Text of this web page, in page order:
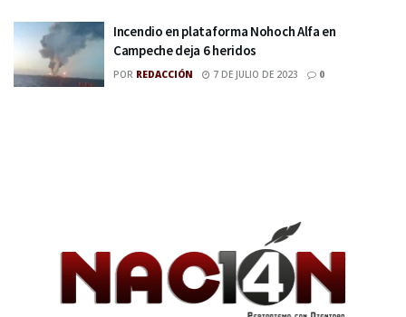
Incendio en plataforma Nohoch Alfa en
Campeche deja 6 heridos
POR REDACCIÓN 7 DE JULIO DE 2023 0